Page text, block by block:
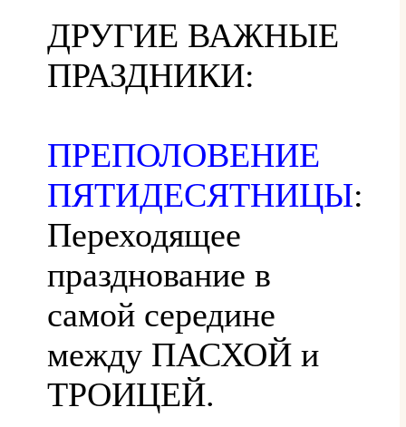
ДРУГИЕ ВАЖНЫЕ
ПРАЗДНИКИ:
ПРЕПОЛОВЕНИЕ
ПЯТИДЕСЯТНИЦЫ:
Переходящее
празднование в
самой середине
между ПАСХОЙ и
ТРОИЦЕЙ.